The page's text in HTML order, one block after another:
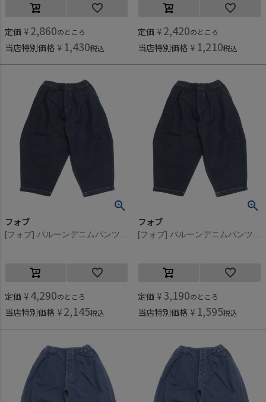
定価 ¥ 2,860のところ
当店特別価格 ¥ 1,430税込
定価 ¥ 2,420のところ
当店特別価格 ¥ 1,210税込
フォブ
定価 ¥ 4,290のところ
当店特別価格 ¥ 2,145税込
フォブ
定価 ¥ 3,190のところ
当店特別価格 ¥ 1,595税込